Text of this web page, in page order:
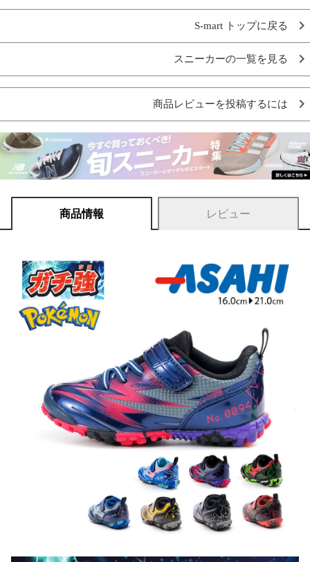
S-mart トップに戻る
スニーカーの一覧を見る
商品レビューを投稿するには
商品情報 レビュー